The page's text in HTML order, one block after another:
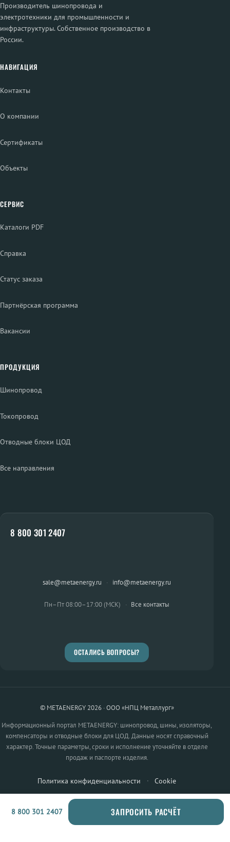
Производитель шинопровода и
электротехники для промышленности и
инфраструктуры. Собственное производство в
России.
НАВИГАЦИЯ
Контакты
О компании
Сертификаты
Объекты
СЕРВИС
Каталоги PDF
Справка
Статус заказа
Партнёрская программа
Вакансии
ПРОДУКЦИЯ
Шинопровод
Токопровод
Отводные блоки ЦОД
Все направления
8 800 301 2407
sale@metaenergy.ru · info@metaenergy.ru
Пн–Пт 08:00–17:00 (МСК) · Все контакты
ОСТАЛИСЬ ВОПРОСЫ?
© METAENERGY 2026 · ООО «НПЦ Металлург»
Информационный портал METAENERGY: шинопровод, шины, изоляторы,
компенсаторы и отводные блоки для ЦОД. Данные носят справочный
характер. Точные параметры, сроки и исполнение уточняйте в отделе
продаж и паспорте изделия.
Политика конфиденциальности · Cookie
8 800 301 2407 ЗАПРОСИТЬ РАСЧЁТ